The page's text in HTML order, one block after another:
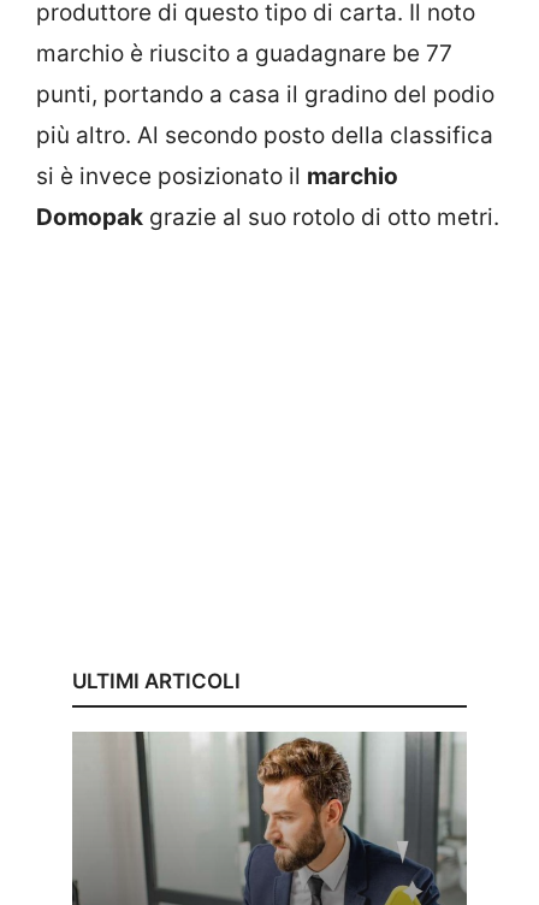
produttore di questo tipo di carta. Il noto
marchio è riuscito a guadagnare be 77
punti, portando a casa il gradino del podio
più altro. Al secondo posto della classifica
si è invece posizionato il marchio
Domopak grazie al suo rotolo di otto metri.
ULTIMI ARTICOLI